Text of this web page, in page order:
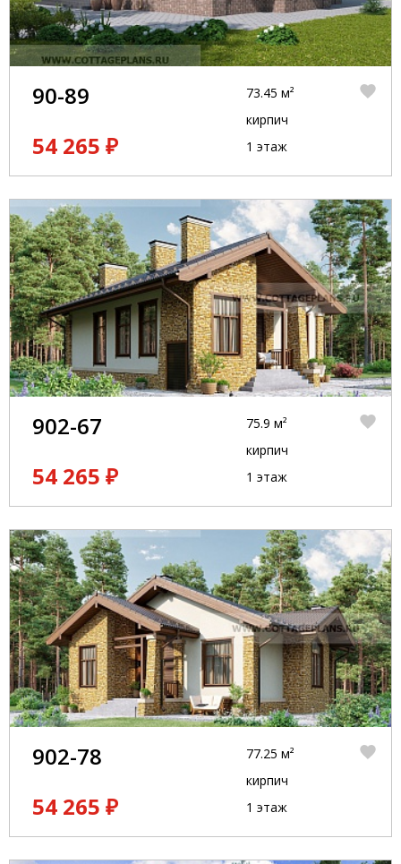
90-89
54 265 ₽
73.45 м²
кирпич
1 этаж
902-67
54 265 ₽
75.9 м²
кирпич
1 этаж
902-78
54 265 ₽
77.25 м²
кирпич
1 этаж